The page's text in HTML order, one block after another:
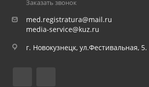
Заказать звонок
med.registratura@mail.ru
media-service@kuz.ru
г. Новокузнецк, ул.Фестивальная, 5.